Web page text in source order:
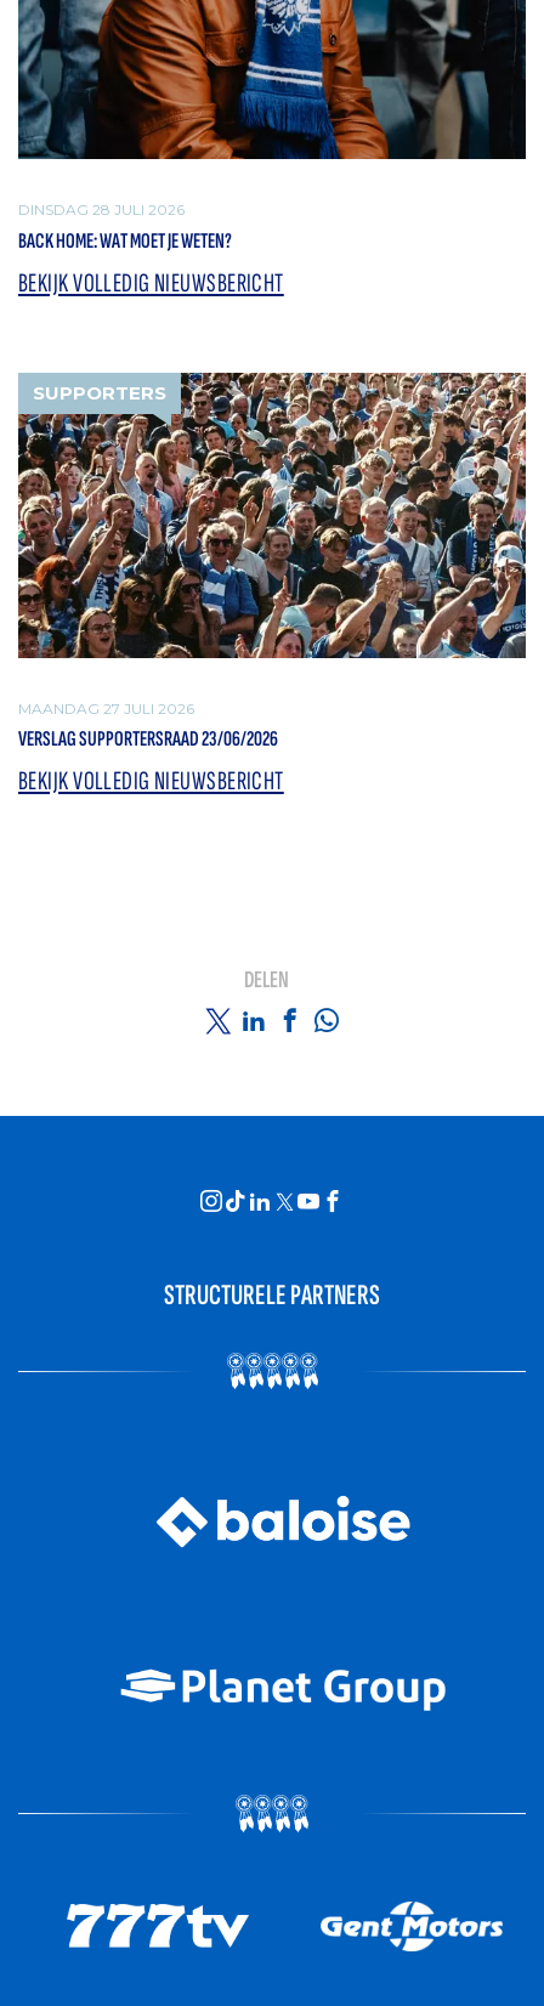
DINSDAG 28 JULI 2026
BACK HOME: WAT MOET JE WETEN?
BEKIJK VOLLEDIG NIEUWSBERICHT
SUPPORTERS
MAANDAG 27 JULI 2026
VERSLAG SUPPORTERSRAAD 23/06/2026
BEKIJK VOLLEDIG NIEUWSBERICHT
DELEN
STRUCTURELE PARTNERS